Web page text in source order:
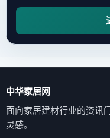
中华家居网
面向家居建材行业的资讯
灵感。